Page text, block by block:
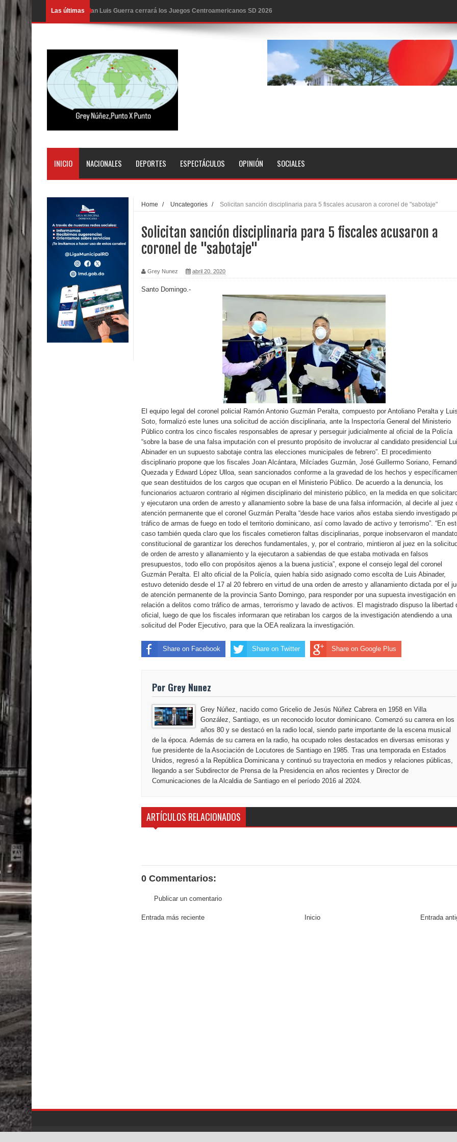
Las últimasJuan Luis Guerra cerrará los Juegos Centroamericanos SD 2026
En Santiago precio del botellón de agua sube a 90 pesos
Entre 20 y 40 inmigrantes al día son detenidos en los aeropuertos de EE.UU., según NBC
Belkis Concepción será intervenida por un delicado problema cardíaco
Abel Martínez llama a los dominicanos a unirse para sacar al PRM del Gobierno
Tres detenidos tras detectarse una presunta estafa contra el Ayuntamiento de Santiago
El expresidente peruano Ollanta Humala queda en libertad tras la anulación de condena de 15 años por lavado
DIGEIG y Liga Municipal Dominicana impulsan nuevas metas de transparencia a través SISMAP municipal
La Fiscalía de Bolivia ordena la detención del expresidente Evo Morales
Calor extremo para este jueves en gran parte del territorio nacional
Miles de marroquíes cruzan la frontera en masa para entrar a España
TC declara inconstitucional decreto sobre horarios de venta de alcohol vigente desde 2006 y exige ley del
Congreso
Presidente LMD Víctor D´Aza supervisa obra relleno sanitario y se reúne con alcalde San Cristóbal
Un lunes trágico deja seis jóvenes muertos
Heridos y edificios colapsados tras terremoto de magnitud 7,1 en Japón
Poder Ejecutivo promulga modificaciones al nuevo Código Penal
Diputado Félix Michell Rodríguez reveló que con Presupuesto Complementario gobierno endeuda país con
3,500 millones de dólares
El PRM tendrá desde el próximo domingo una dirección de hombres
Nueva York aprueba ley para poner fin a la vida de personas con enfermedades terminales
INICIO NACIONALES DEPORTES ESPECTÁCULOS OPINIÓN SOCIALES
Home / Uncategories / Solicitan sanción disciplinaria para 5 fiscales acusaron a coronel de "sabotaje"
Solicitan sanción disciplinaria para 5 fiscales acusaron a
coronel de "sabotaje"
Grey Nunez abril 20, 2020
Santo Domingo.-
El equipo legal del coronel policial Ramón Antonio Guzmán Peralta, compuesto por Antoliano Peralta y
Soto, formalizó este lunes una solicitud de acción disciplinaria, ante la Inspectoría General del Ministerio
Público contra los cinco fiscales responsables de apresar y perseguir judicialmente al oficial de la Policía
“sobre la base de una falsa imputación con el presunto propósito de involucrar al candidato presidencial
Abinader en un supuesto sabotaje contra las elecciones municipales de febrero”. El procedimiento
disciplinario propone que los fiscales Joan Alcántara, Milcíades Guzmán, José Guillermo Soriano,
Quezada y Edward López Ulloa, sean sancionados conforme a la gravedad de los hechos y
que sean destituidos de los cargos que ocupan en el Ministerio Público. De acuerdo a la denuncia, los
funcionarios actuaron contrario al régimen disciplinario del ministerio público, en la medida en que
y ejecutaron una orden de arresto y allanamiento sobre la base de una falsa información, al decirle al juez
atención permanente que el coronel Guzmán Peralta “desde hace varios años estaba siendo investigado
tráfico de armas de fuego en todo el territorio dominicano, así como lavado de activo y terrorismo”. “En
caso también queda claro que los fiscales cometieron faltas disciplinarias, porque inobservaron el mandato
constitucional de garantizar los derechos fundamentales, y, por el contrario, mintieron al juez en la
de orden de arresto y allanamiento y la ejecutaron a sabiendas de que estaba motivada en falsos
presupuestos, todo ello con propósitos ajenos a la buena justicia”, expone el consejo legal del coronel
Guzmán Peralta. El alto oficial de la Policía, quien había sido asignado como escolta de Luis Abinader,
estuvo detenido desde el 17 al 20 febrero en virtud de una orden de arresto y allanamiento dictada por el
de atención permanente de la provincia Santo Domingo, para responder por una supuesta investigación en
relación a delitos como tráfico de armas, terrorismo y lavado de activos. El magistrado dispuso la libertad
oficial, luego de que los fiscales informaran que retiraban los cargos de la investigación atendiendo a una
solicitud del Poder Ejecutivo, para que la OEA realizara la investigación.
Share on Facebook Share on Twitter Share on Google Plus
Por Grey Nunez
Grey Núñez, nacido como Gricelio de Jesús Núñez Cabrera en 1958 en Villa
González, Santiago, es un reconocido locutor dominicano. Comenzó su carrera en los
años 80 y se destacó en la radio local, siendo parte importante de la escena musical
de la época. Además de su carrera en la radio, ha ocupado roles destacados en diversas emisoras y
fue presidente de la Asociación de Locutores de Santiago en 1985. Tras una temporada en Estados
Unidos, regresó a la República Dominicana y continuó su trayectoria en medios y relaciones públicas,
llegando a ser Subdirector de Prensa de la Presidencia en años recientes y Director de
Comunicaciones de la Alcaldia de Santiago en el período 2016 al 2024.
ARTÍCULOS RELACIONADOS
0 Commentarios:
Publicar un comentario
Entrada más reciente Entrada
Inicio